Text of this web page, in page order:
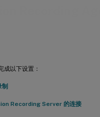
成以下设置：
制
Recording Server 的连接